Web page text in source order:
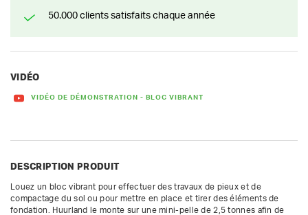
50.000 clients satisfaits chaque année
VIDÉO
VIDÉO DE DÉMONSTRATION - BLOC VIBRANT
DESCRIPTION PRODUIT
Louez un bloc vibrant pour effectuer des travaux de pieux et de
compactage du sol ou pour mettre en place et tirer des éléments de
fondation. Huurland le monte sur une mini-pelle de 2,5 tonnes afin de